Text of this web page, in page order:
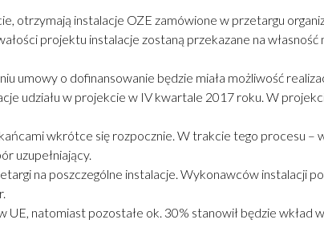
otrzymają instalacje OZE zamówione w przetargu
projektu instalacje zostaną przekazane na
umowy o dofinansowanie będzie miała możliwość
udziału w projekcie w IV kwartale 2017 roku. W
wkrótce się rozpocznie. W trakcie tego procesu –
uzupełniający.
na poszczególne instalacje. Wykonawców instalacji
natomiast pozostałe ok. 30% stanowił będzie wkład